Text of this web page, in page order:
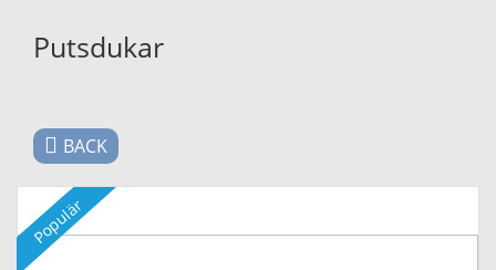
Putsdukar
BACK
Populär